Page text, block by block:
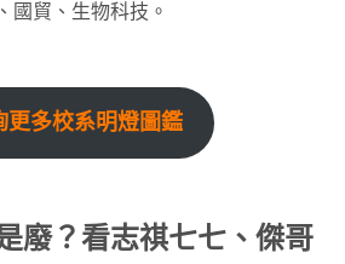
國貿、生物科技。
更多校系明燈圖鑑
廢？看志祺七七、傑哥